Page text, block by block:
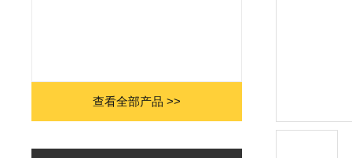
查看全部产品 >>